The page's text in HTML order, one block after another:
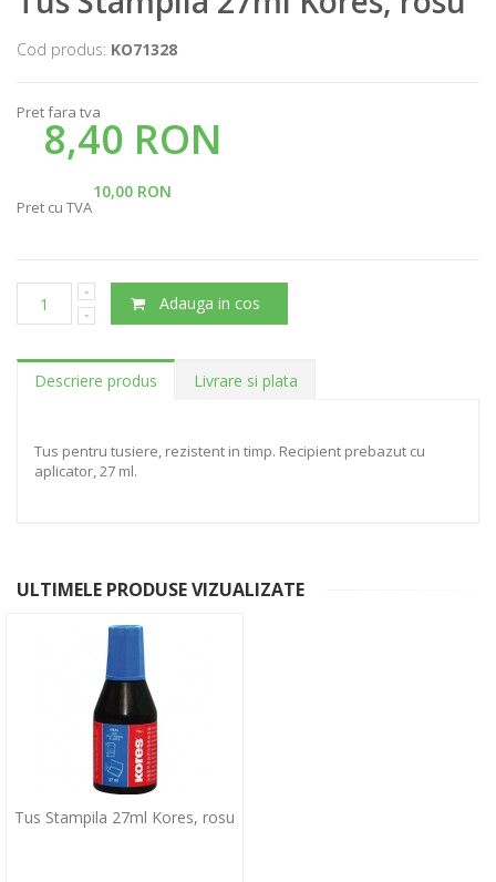
Cod produs: KO71328
Pret fara tva
8,40 RON
10,00 RON
Pret cu TVA
Adauga in cos
Descriere produs Livrare si plata
Tus pentru tusiere, rezistent in timp. Recipient prebazut cu
aplicator, 27 ml.
ULTIMELE PRODUSE VIZUALIZATE
Tus Stampila 27ml Kores, rosu